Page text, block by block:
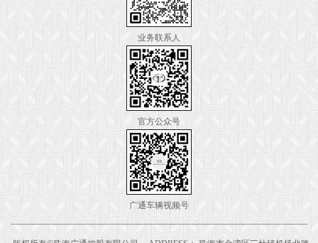
业务联系人
官方公众号
广通车辆视频号